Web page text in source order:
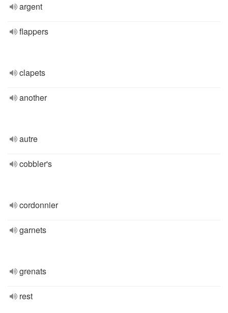
argent
flappers
clapets
another
autre
cobbler's
cordonnier
garnets
grenats
rest